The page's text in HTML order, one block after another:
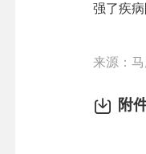
强了疾
来源：
附